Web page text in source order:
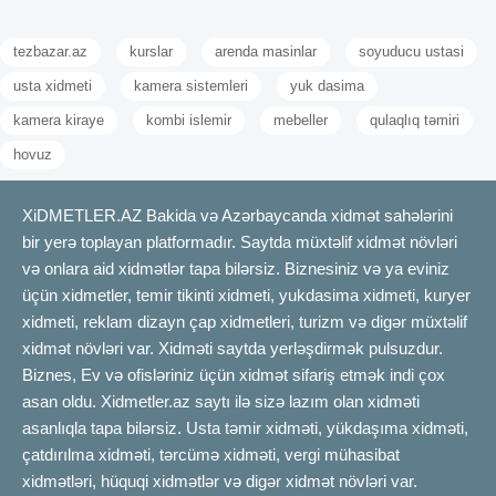
tezbazar.az kurslar arenda masinlar soyuducu ustasi
usta xidmeti kamera sistemleri yuk dasima
kamera kiraye kombi islemir mebeller qulaqlıq təmiri
hovuz
XiDMETLER.AZ Bakida və Azərbaycanda xidmət sahələrini
bir yerə toplayan platformadır. Saytda müxtəlif xidmət növləri
və onlara aid xidmətlər tapa bilərsiz. Biznesiniz və ya eviniz
üçün xidmetler, temir tikinti xidmeti, yukdasima xidmeti, kuryer
xidmeti, reklam dizayn çap xidmetleri, turizm və digər müxtəlif
xidmət növləri var. Xidməti saytda yerləşdirmək pulsuzdur.
Biznes, Ev və ofisləriniz üçün xidmət sifariş etmək indi çox
asan oldu. Xidmetler.az saytı ilə sizə lazım olan xidməti
asanlıqla tapa bilərsiz. Usta təmir xidməti, yükdaşıma xidməti,
çatdırılma xidməti, tərcümə xidməti, vergi mühasibat
xidmətləri, hüquqi xidmətlər və digər xidmət növləri var.